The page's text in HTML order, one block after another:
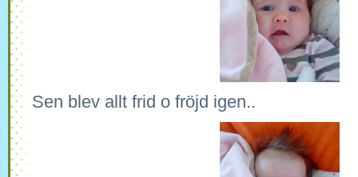
Sen blev allt frid o fröjd igen..